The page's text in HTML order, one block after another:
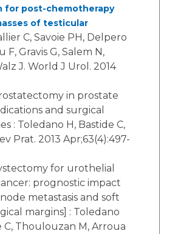
for post-chemotherapy
of testicular
C, Savoie PH, Delpero
F, Gravis G, Salem N,
J. World J Urol. 2014
in prostate
and surgical
: Toledano H, Bastide C,
Prat. 2013 Apr;63(4):497-
for urothelial
prognostic impact
metastasis and soft
margins] : Toledano
C, Thoulouzan M, Arroua